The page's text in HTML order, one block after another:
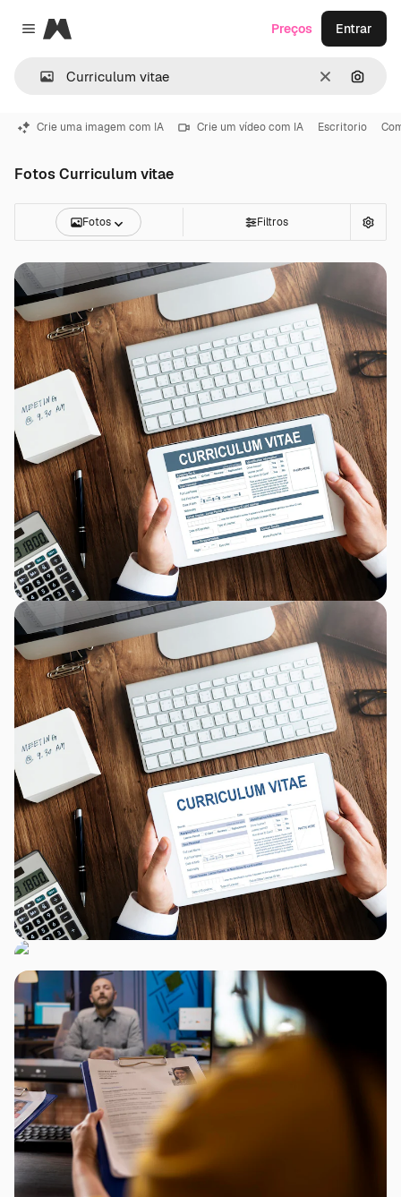
Close menu
Magnific
Limpar
Preços Entrar
Crie uma imagem com IA Crie um vídeo com IA Escritorio
Fotos Curriculum vitae
Fotos Filtros